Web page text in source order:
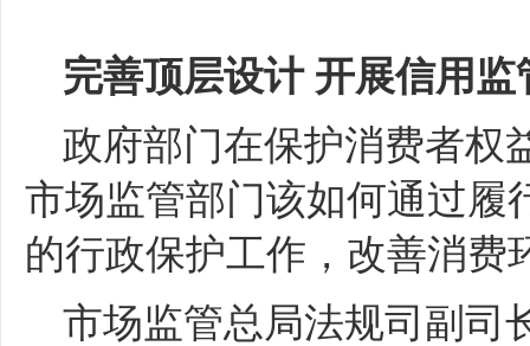
完善顶层设计 开展信用监
政府部门在保护消费者权
市场监管部门该如何通过履
的行政保护工作，改善消费
市场监管总局法规司副司